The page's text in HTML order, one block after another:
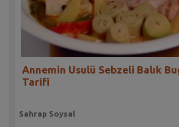
Annemin Usulü Sebzeli Balık
Tarifi
Sahrap Soysal